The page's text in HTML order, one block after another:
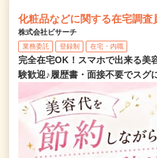
化粧品などに関する在宅調査
株式会社ビサーチ
業務委託 登録制 在宅・内職
完全在宅OK！スマホで出来る美
験歓迎♪履歴書・面接不要でスグ